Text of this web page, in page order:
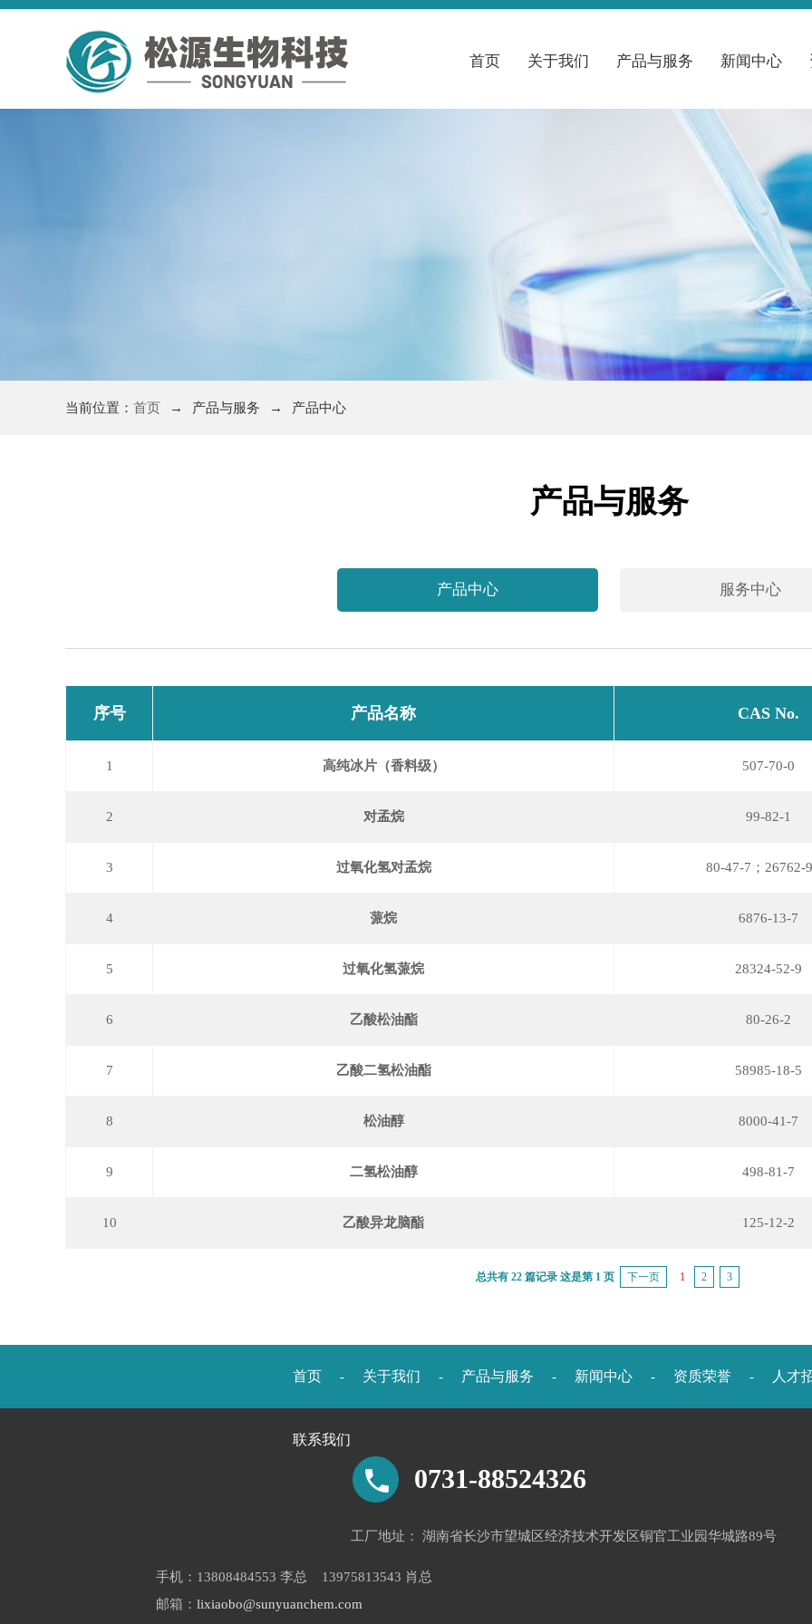
首页 关于我们 产品与服务 新闻中心
当前位置： 首页 → 产品与服务 → 产品中心
产品与服务
产品中心 服务中心
序号 产品名称 CAS No.
1 高纯冰片（香料级） 507-70-0
2 对孟烷 99-82-1
3 过氧化氢对孟烷 80-47-7；26762-
4 蒎烷 6876-13-7
5 过氧化氢蒎烷 28324-52-9
6 乙酸松油酯 80-26-2
7 乙酸二氢松油酯 58985-18-5
8 松油醇 8000-41-7
9 二氢松油醇 498-81-7
10 乙酸异龙脑酯 125-12-2
总共有 22 篇记录 这是第 1 页 下一页 1 2 3
首页 - 关于我们 - 产品与服务 - 新闻中心 - 资质荣誉 - 人才
联系我们
0731-88524326
工厂地址： 湖南省长沙市望城区经济技术开发区铜官工业园华城路89号
手机：13808484553 李总 13975813543 肖总
邮箱： lixiaobo@sunyuanchem.com